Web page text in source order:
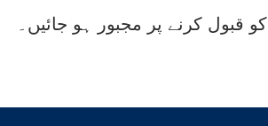
کو قبول کرنے پر مجبور ہو جائیں۔